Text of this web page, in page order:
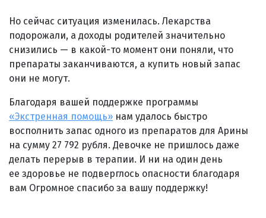
Но сейчас ситуация изменилась. Лекарства
подорожали, а доходы родителей значительно
снизились — в какой-то момент они поняли, что
препараты заканчиваются, а купить новый запас
они не могут.
Благодаря вашей поддержке программы
«Экстренная помощь» нам удалось быстро
восполнить запас одного из препаратов для Арины
на сумму 27 792 рубля. Девочке не пришлось даже
делать перерыв в терапии. И ни на один день
ее здоровье не подверглось опасности благодаря
вам Огромное спасибо за вашу поддержку!